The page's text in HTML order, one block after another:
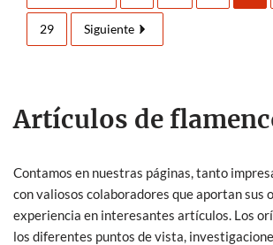
29 Siguiente
Artículos de
Contamos en nuestras páginas, tanto
con valiosos colaboradores que aportan sus
experiencia en interesantes artículos. Los
los diferentes puntos de vista,